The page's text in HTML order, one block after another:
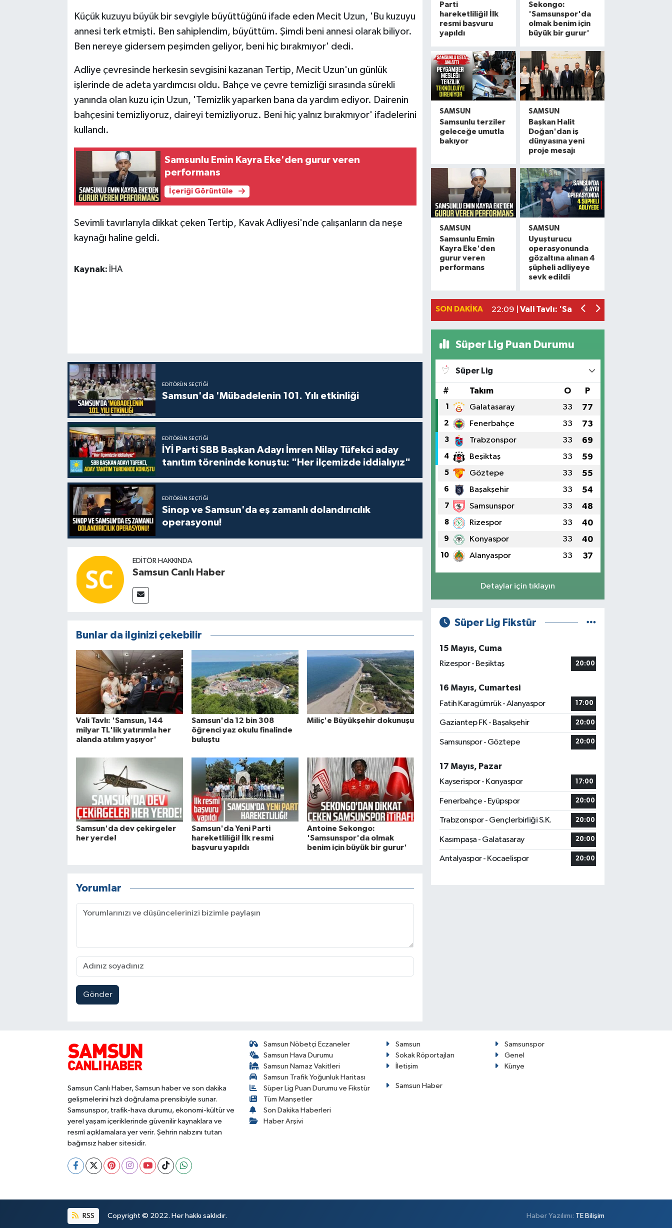
Küçük kuzuyu büyük bir sevgiyle büyüttüğünü ifade eden Mecit Uzun, 'Bu kuzuyu
annesi terk etmişti. Ben sahiplendim, büyüttüm. Şimdi beni annesi olarak biliyor.
Ben nereye gidersem peşimden geliyor, beni hiç bırakmıyor' dedi.
Adliye çevresinde herkesin sevgisini kazanan Tertip, Mecit Uzun'un günlük
işlerinde de adeta yardımcısı oldu. Bahçe ve çevre temizliği sırasında sürekli
yanında olan kuzu için Uzun, 'Temizlik yaparken bana da yardım ediyor. Dairenin
bahçesini temizliyoruz, daireyi temizliyoruz. Beni hiç yalnız bırakmıyor' ifadelerini
kullandı.
Samsunlu Emin Kayra Eke'den gurur veren
performans
İçeriği Görüntüle
Sevimli tavırlarıyla dikkat çeken Tertip, Kavak Adliyesi'nde çalışanların da neşe
kaynağı haline geldi.
Kaynak: İHA
EDITÖRÜN SEÇTIĞI
Samsun'da 'Mübadelenin 101. Yılı etkinliği
EDITÖRÜN SEÇTIĞI
İYİ Parti SBB Başkan Adayı İmren Nilay Tüfekci aday
tanıtım töreninde konuştu: "Her ilçemizde iddialıyız"
EDITÖRÜN SEÇTIĞI
Sinop ve Samsun'da eş zamanlı dolandırıcılık
operasyonu!
EDITÖR HAKKINDA
Samsun Canlı Haber
Bunlar da ilginizi çekebilir
Vali Tavlı: 'Samsun, 144
milyar TL'lik yatırımla her
alanda atılım yaşıyor'
Samsun'da 12 bin 308
öğrenci yaz okulu finalinde
buluştu
Miliç'e Büyükşehir dokunuşu
Samsun'da dev çekirgeler
her yerde!
Samsun'da Yeni Parti
hareketliliği! İlk resmi
başvuru yapıldı
Antoine Sekongo:
'Samsunspor'da olmak
benim için büyük bir gurur'
Yorumlar
Gönder
Parti
hareketliliği! İlk
resmi başvuru
yapıldı
Sekongo:
'Samsunspor'da
olmak benim için
büyük bir gurur'
SAMSUN
Samsunlu terziler
geleceğe umutla
bakıyor
SAMSUN
Başkan Halit
Doğan'dan iş
dünyasına yeni
proje mesajı
SAMSUN
Samsunlu Emin
Kayra Eke'den
gurur veren
performans
SAMSUN
Uyuşturucu
operasyonunda
gözaltına alınan 4
şüpheli adliyeye
sevk edildi
SON DAKIKA
Miliç'e Büyükşehir dokunuşu
Samsun'da dev çekirgeler her yerde!
22:09 | Vali Tavlı: 'Samsun, 144 milyar TL'lik
17:16 |Samsun'da 12 bin 308 öğrenci yaz
Süper Lig Puan Durumu
Süper Lig
# Takım O P
1 Galatasaray 33 77
2 Fenerbahçe 33 73
3 Trabzonspor 33 69
4 Beşiktaş 33 59
5 Göztepe 33 55
6 Başakşehir 33 54
7 Samsunspor 33 48
8 Rizespor 33 40
9 Konyaspor 33 40
10 Alanyaspor 33 37
Detaylar için tıklayın
Süper Lig Fikstür
15 Mayıs, Cuma
Rizespor - Beşiktaş
20:00
16 Mayıs, Cumartesi
Fatih Karagümrük - Alanyaspor
17:00
Gaziantep FK - Başakşehir 20:00
Samsunspor - Göztepe 20:00
17 Mayıs, Pazar
Kayserispor - Konyaspor
17:00
Fenerbahçe - Eyüpspor 20:00
Trabzonspor - Gençlerbirliği S.K. 20:00
Kasımpaşa - Galatasaray 20:00
Antalyaspor - Kocaelispor 20:00
Samsun Canlı Haber, Samsun haber ve son dakika
gelişmelerini hızlı doğrulama prensibiyle sunar.
Samsunspor, trafik-hava durumu, ekonomi-kültür ve
yerel yaşam içeriklerinde güvenilir kaynaklara ve
resmî açıklamalara yer verir. Şehrin nabzını tutan
bağımsız haber sitesidir.
Samsun Nöbetçi Eczaneler
Samsun Hava Durumu
Samsun Namaz Vakitleri
Samsun Trafik Yoğunluk Haritası
Süper Lig Puan Durumu ve Fikstür
Tüm Manşetler
Son Dakika Haberleri
Haber Arşivi
Samsun
Samsunspor
Sokak Röportajları
Genel
İletişim
Künye
Samsun Haber
RSS Copyright © 2022. Her hakkı saklıdır. Haber Yazılımı: TE Bilişim